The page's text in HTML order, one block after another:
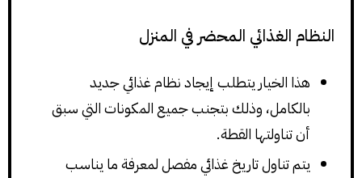
النظام الغذائي المحضر في المنزل
هذا الخيار يتطلب إيجاد نظام غذائي جديد
بالكامل، وذلك بتجنب جميع المكونات التي سبق
أن تناولتها القطة.
يتم تناول تاريخ غذائي مفصل لمعرفة ما يناسب